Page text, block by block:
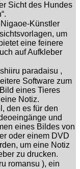
Sicht des Hundes
Künstler
um
eine feinere
auf Aufkleber
paradaisu ,
Software zum
eines Tieres
Notiz.
den es für den
und
eines Bildes von
oder einem DVD
um eine Notiz
zu drucken.
romansu ), ein